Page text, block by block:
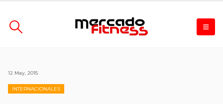
12 May, 2015
INTERNACIONALES